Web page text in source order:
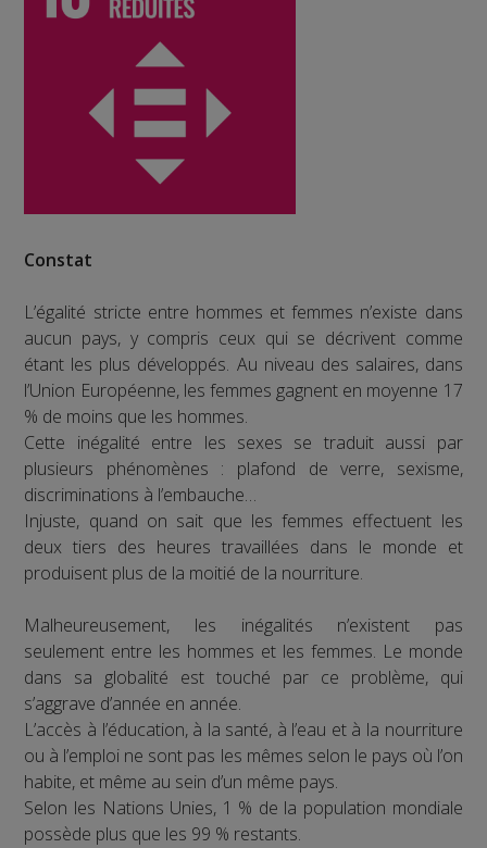
Constat
L’égalité stricte entre hommes et femmes n’existe dans
aucun pays, y compris ceux qui se décrivent comme
étant les plus développés. Au niveau des salaires, dans
l’Union Européenne, les femmes gagnent en moyenne 17
% de moins que les hommes.
Cette inégalité entre les sexes se traduit aussi par
plusieurs phénomènes : plafond de verre, sexisme,
discriminations à l’embauche…
Injuste, quand on sait que les femmes effectuent les
deux tiers des heures travaillées dans le monde et
produisent plus de la moitié de la nourriture.
Malheureusement, les inégalités n’existent pas
seulement entre les hommes et les femmes. Le monde
dans sa globalité est touché par ce problème, qui
s’aggrave d’année en année.
L’accès à l’éducation, à la santé, à l’eau et à la nourriture
ou à l’emploi ne sont pas les mêmes selon le pays où l’on
habite, et même au sein d’un même pays.
Selon les Nations Unies, 1 % de la population mondiale
possède plus que les 99 % restants.